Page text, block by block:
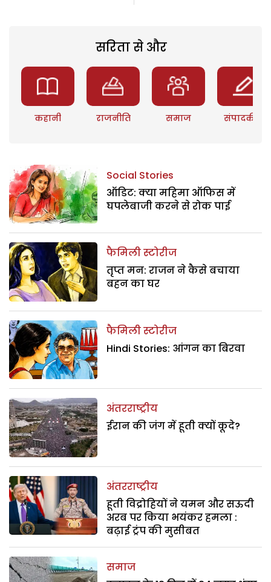
सरिता से और
कहानी राजनीति समाज संपादकीय
Social Stories
ऑडिट: क्या महिमा ऑफिस में
घपलेबाजी करने से रोक पाई
फैमिली स्टोरीज
तृप्त मन: राजन ने कैसे बचाया
बहन का घर
फैमिली स्टोरीज
Hindi Stories: आंगन का बिरवा
अंतरराष्ट्रीय
ईरान की जंग में हूती क्यों कूदे?
अंतरराष्ट्रीय
हूती विद्रोहियों ने यमन और सऊदी
अरब पर किया भयंकर हमला :
बढ़ाई ट्रंप की मुसीबत
समाज